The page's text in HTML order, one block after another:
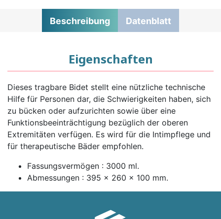
Beschreibung Datenblatt
Eigenschaften
Dieses tragbare Bidet stellt eine nützliche technische
Hilfe für Personen dar, die Schwierigkeiten haben, sich
zu bücken oder aufzurichten sowie über eine
Funktionsbeeinträchtigung bezüglich der oberen
Extremitäten verfügen. Es wird für die Intimpflege und
für therapeutische Bäder empfohlen.
Fassungsvermögen : 3000 ml.
Abmessungen : 395 x 260 x 100 mm.